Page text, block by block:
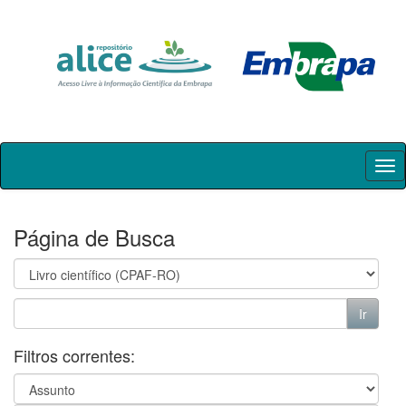
Skip
Página de Busca
Filtros correntes: